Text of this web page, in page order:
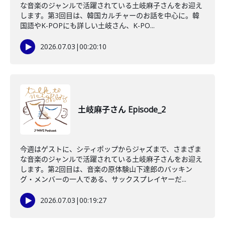
な音楽のジャンルで活躍されている土岐麻子さんをお迎え
します。第3回目は、韓国カルチャーのお話を中心に。韓
国語やK-POPにも詳しい土岐さん、K-PO...
2026.07.03 |00:20:10
土岐麻子さん Episode_2
今週はゲストに、シティポップからジャズまで、さまざま
な音楽のジャンルで活躍されている土岐麻子さんをお迎え
します。第2回目は、音楽の原体験山下達郎のバッキン
グ・メンバーの一人である、サックスプレイヤーだ...
2026.07.03 |00:19:27